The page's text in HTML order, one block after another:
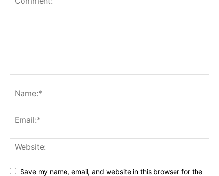
Save my name, email, and website in this browser for the